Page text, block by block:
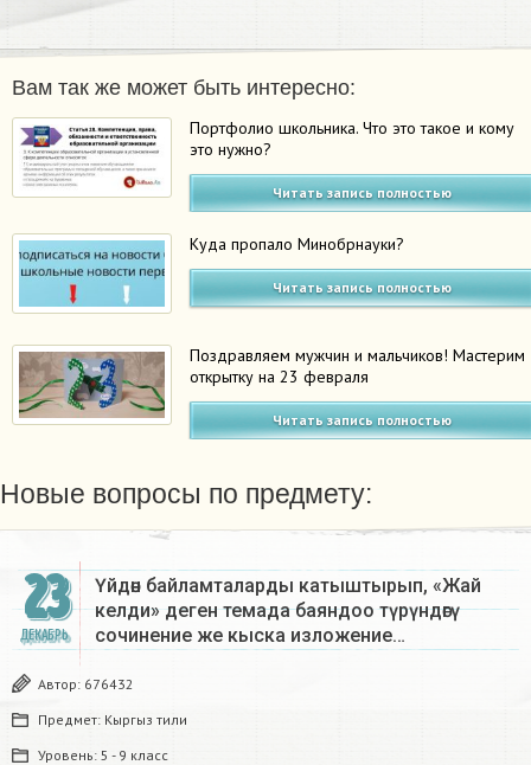
Вам так же может быть интересно:
Портфолио школьника. Что это такое и кому
это нужно?
Читать запись полностью
Куда пропало Минобрнауки?
Читать запись полностью
Поздравляем мужчин и мальчиков! Мастерим
открытку на 23 февраля
Читать запись полностью
Новые вопросы по предмету:
23
ДЕКАБРЬ
Үйдөн байламталарды катыштырып, «Жай
келди» деген темада баяндоо түрүндөгү
сочинение же кыска изложение…
Автор: 676432
Предмет: Кыргыз тили
Уровень: 5 - 9 класс